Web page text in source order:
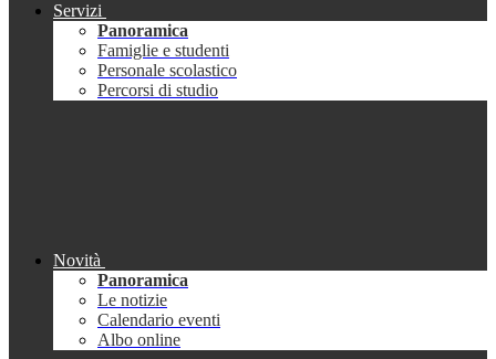
Servizi
Panoramica
Famiglie e studenti
Personale scolastico
Percorsi di studio
Novità
Panoramica
Le notizie
Calendario eventi
Albo online